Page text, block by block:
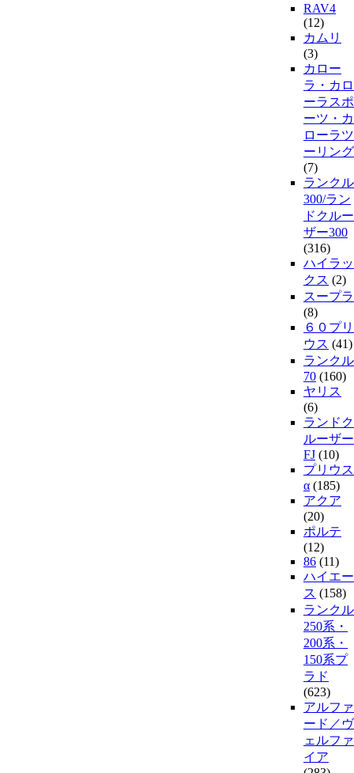
RAV4
(12)
カムリ
(3)
カロー
ラ・カロ
ーラスポ
ーツ・カ
ローラツ
ーリング
(7)
ランクル
300/ラン
ドクルー
ザー300
(316)
ハイラッ
クス (2)
スープラ
(8)
６０プリ
ウス (41)
ランクル
70 (160)
ヤリス
(6)
ランドク
ルーザー
FJ (10)
プリウス
α (185)
アクア
(20)
ポルテ
(12)
86 (11)
ハイエー
ス (158)
ランクル
250系・
200系・
150系プ
ラド
(623)
アルファ
ード／ヴ
ェルファ
イア